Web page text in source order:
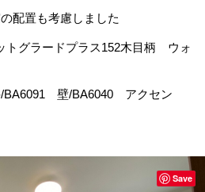
配置も考慮しました
グラードプラス152木目柄 ウォ
壁/BA6040 アクセン
Save